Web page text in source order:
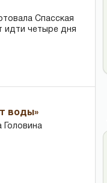
Спасская
идти четыре дня
воды»